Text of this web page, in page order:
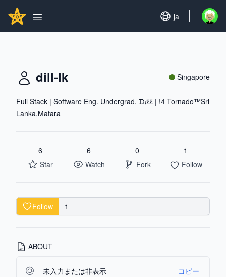
GITHUBSTAR
Open main menu
Set language
ja Open
dill-lk Singapore
Full Stack | Software Eng. Undergrad. ᗪ𝑖ℓℓ | !4 Tornado™Sri
Lanka,Matara
6
Star
6
Watch
0
Fork
1
Follow
Follow 1
ABOUT
未入力または非表示 コピー